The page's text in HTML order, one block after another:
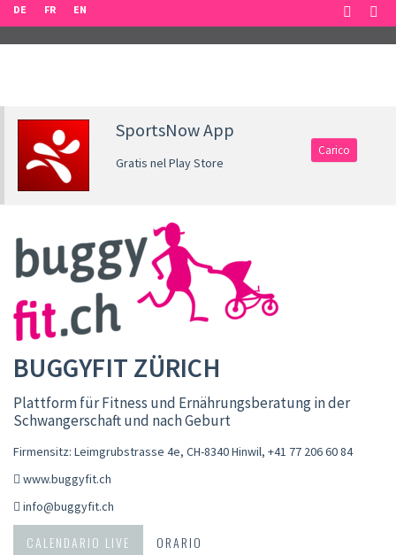
DE FR EN
SportsNow App
Gratis nel Play Store
Carico
BUGGYFIT ZÜRICH
Plattform für Fitness und Ernährungsberatung in der
Schwangerschaft und nach Geburt
Firmensitz: Leimgrubstrasse 4e, CH-8340 Hinwil, +41 77 206 60 84
www.buggyfit.ch
info@buggyfit.ch
CALENDARIO LIVE
ORARIO